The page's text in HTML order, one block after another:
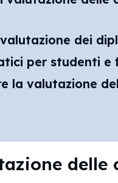
dei
per studenti e
la valutazione
delle